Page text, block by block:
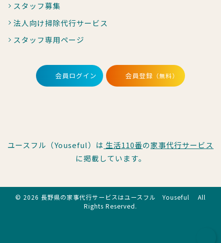
スタッフ募集
法人向け掃除代行サービス
スタッフ専用ページ
会員ログイン 会員登録 （無料）
ユースフル（Youseful）は 生活110番の家事代行サービス
に掲載しています。
© 2026 長野県の家事代行サービスはユースフル Youseful All
Rights Reserved.